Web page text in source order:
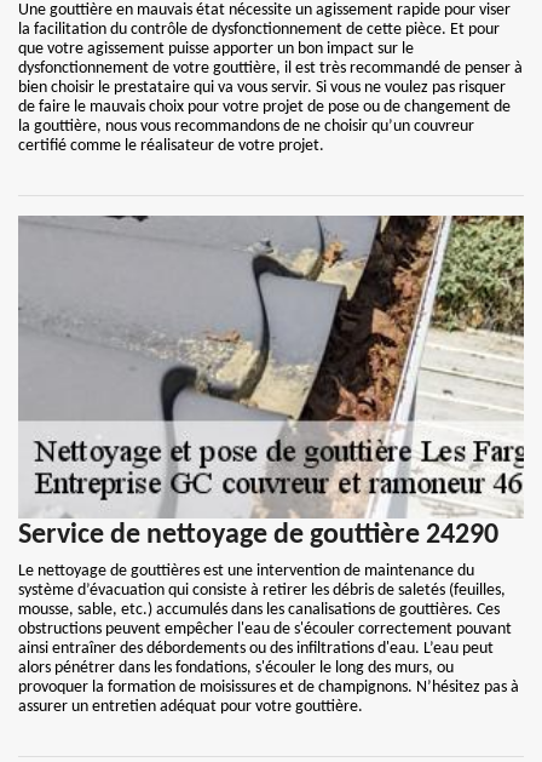
Une gouttière en mauvais état nécessite un agissement rapide pour viser
la facilitation du contrôle de dysfonctionnement de cette pièce. Et pour
que votre agissement puisse apporter un bon impact sur le
dysfonctionnement de votre gouttière, il est très recommandé de penser à
bien choisir le prestataire qui va vous servir. Si vous ne voulez pas risquer
de faire le mauvais choix pour votre projet de pose ou de changement de
la gouttière, nous vous recommandons de ne choisir qu’un couvreur
certifié comme le réalisateur de votre projet.
Service de nettoyage de gouttière 24290
Le nettoyage de gouttières est une intervention de maintenance du
système d’évacuation qui consiste à retirer les débris de saletés (feuilles,
mousse, sable, etc.) accumulés dans les canalisations de gouttières. Ces
obstructions peuvent empêcher l'eau de s'écouler correctement pouvant
ainsi entraîner des débordements ou des infiltrations d'eau. L’eau peut
alors pénétrer dans les fondations, s'écouler le long des murs, ou
provoquer la formation de moisissures et de champignons. N’hésitez pas à
assurer un entretien adéquat pour votre gouttière.